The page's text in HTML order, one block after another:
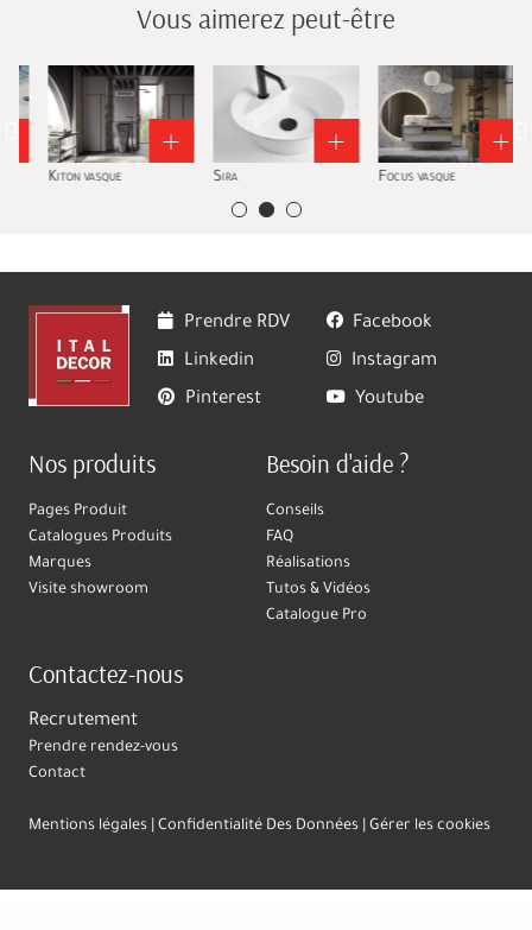
Vous aimerez peut-être
Kiton vasque Sira Focus vasque
Prendre RDV
Facebook
Linkedin
Instagram
Pinterest
Youtube
Nos produits
Pages Produit
Catalogues Produits
Marques
Visite showroom
Besoin d'aide ?
Conseils
FAQ
Réalisations
Tutos & Vidéos
Catalogue Pro
Contactez-nous
Recrutement
Prendre rendez-vous
Contact
Mentions légales Confidentialité Des Données Gérer les cookies